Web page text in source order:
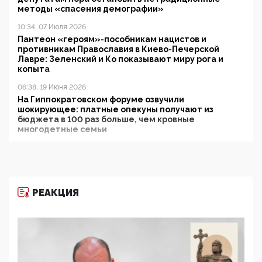
методы «спасения демографии»
10:34, 07 Июля 2026
Пантеон «героям»-пособникам нацистов и
противникам Православия в Киево-Печерской
Лавре: Зеленский и Ко показывают миру рога и
копыта
06:38, 19 Июня 2026
На Гиппократовском форуме озвучили
шокирующее: платные опекуны получают из
бюджета в 100 раз больше, чем кровные
многодетные семьи
11:53, 09 Июня 2026
деятельность ИИТО ЮНЕСКО в России, но
цифроглобалисты продолжают определять
повестку в образовании
09:43, 01 Июня 2026
РЕАКЦИЯ